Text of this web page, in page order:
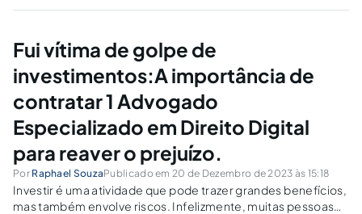
FinanceiraCaracterísticas do Marketing MultinívelDiferenças
MultinívelAspectos LegaisEstrutura de GanhosFoco do
NegócioExemplos de Pirâmide Financeira e Marketing
MultinívelPirâmides FinanceirasTelexfreeBBomMarketing
MultinívelHerbalifeAmwayEntrei...
Fui vítima de golpe de
investimentos:A importância de
contratar 1 Advogado
Especializado em Direito Digital
para reaver o prejuízo.
Por Raphael SouzaPublicado em 20 de Dezembro de 2023 às 15:18
Investir é uma atividade que pode trazer grandes benefícios,
mas também envolve riscos. Infelizmente, muitas pessoas